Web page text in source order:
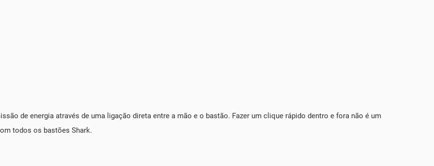
de energia através de uma ligação direta entre a mão e o bastão. Fazer um clique rápido dentro e fora não é um
todos os bastões Shark.